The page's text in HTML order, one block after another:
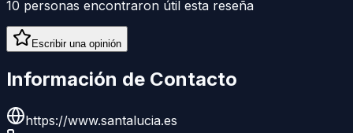
10 personas encontraron útil esta reseña
Escribir una opinión
Información de Contacto
https://www.santalucia.es